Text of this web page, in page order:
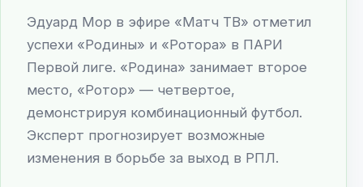
Эдуард Мор в эфире «Матч ТВ» отметил
успехи «Родины» и «Ротора» в ПАРИ
Первой лиге. «Родина» занимает второе
место, «Ротор» — четвертое,
демонстрируя комбинационный футбол.
Эксперт прогнозирует возможные
изменения в борьбе за выход в РПЛ.